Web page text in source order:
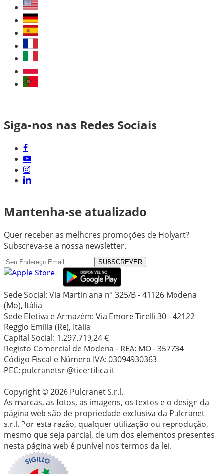
Siga-nos nas Redes Sociais
Mantenha-se atualizado
Quer receber as melhores promoções de Holyart?
Subscreva-se a nossa newsletter.
SUBSCREVER
Sede Social: Via Martiniana n° 325/B - 41126 Modena
(Mo), Itália
Sede Efetiva e Armazém: Via Emore Tirelli 30 - 42122
Reggio Emilia (Re), Itália
Capital Social: 1.297.719,24 €
Registo Comercial de Modena - REA: MO - 357734
Código Fiscal e Número IVA: 03094930363
PEC: pulcranetsrl@ticertifica.it
Copyright © 2026 Pulcranet S.r.l.
As marcas, as fotos, as imagens, os textos e o design da
página web são de propriedade exclusiva da Pulcranet
s.r.l. Por esta razão, qualquer utilização ou reprodução,
mesmo que seja parcial, de um dos elementos presentes
nesta página web é punível nos termos da lei.